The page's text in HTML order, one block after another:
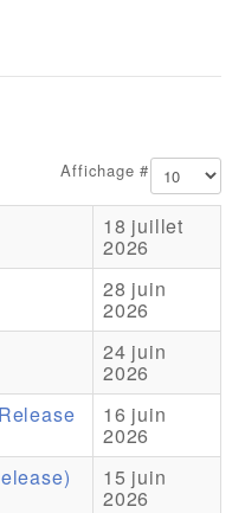
Affichage #
18 juillet
2026
28 juin
2026
24 juin
2026
16 juin
2026
15 juin
2026